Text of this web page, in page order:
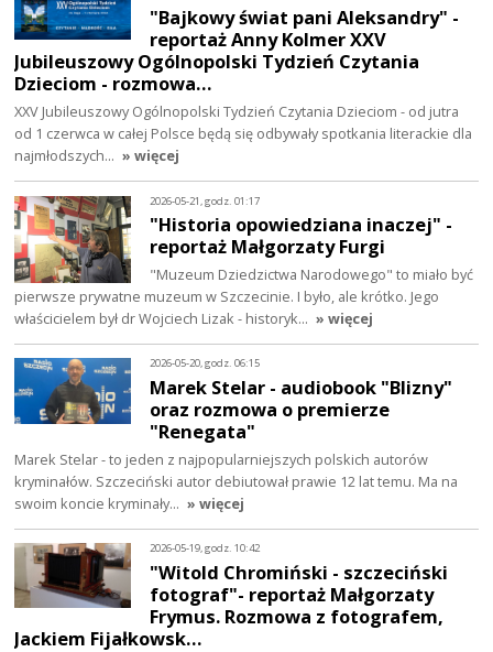
"Bajkowy świat pani Aleksandry" -
reportaż Anny Kolmer XXV
Jubileuszowy Ogólnopolski Tydzień Czytania
Dzieciom - rozmowa…
XXV Jubileuszowy Ogólnopolski Tydzień Czytania Dzieciom - od jutra
od 1 czerwca w całej Polsce będą się odbywały spotkania literackie dla
najmłodszych… » więcej
2026-05-21, godz. 01:17
"Historia opowiedziana inaczej" -
reportaż Małgorzaty Furgi
"Muzeum Dziedzictwa Narodowego" to miało być
pierwsze prywatne muzeum w Szczecinie. I było, ale krótko. Jego
właścicielem był dr Wojciech Lizak - historyk… » więcej
2026-05-20, godz. 06:15
Marek Stelar - audiobook "Blizny"
oraz rozmowa o premierze
"Renegata"
Marek Stelar - to jeden z najpopularniejszych polskich autorów
kryminałów. Szczeciński autor debiutował prawie 12 lat temu. Ma na
swoim koncie kryminały… » więcej
2026-05-19, godz. 10:42
"Witold Chromiński - szczeciński
fotograf"- reportaż Małgorzaty
Frymus. Rozmowa z fotografem,
Jackiem Fijałkowsk…